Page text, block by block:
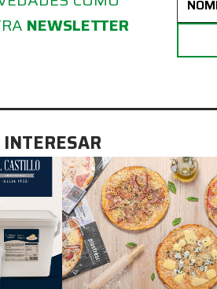
NEWSLETTER